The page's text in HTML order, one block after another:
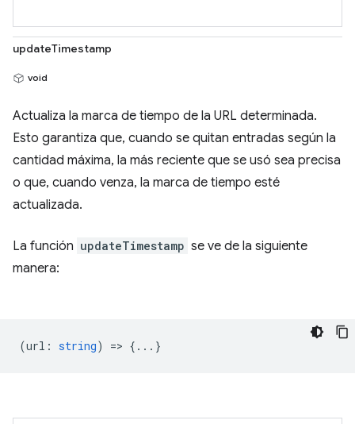
updateTimestamp
void
Actualiza la marca de tiempo de la URL determinada.
Esto garantiza que, cuando se quitan entradas según la
cantidad máxima, la más reciente que se usó sea precisa
o que, cuando venza, la marca de tiempo esté
actualizada.
La función updateTimestamp se ve de la siguiente
manera:
(url : string) => {...}